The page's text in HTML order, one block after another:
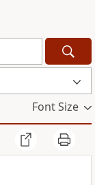
Font Size